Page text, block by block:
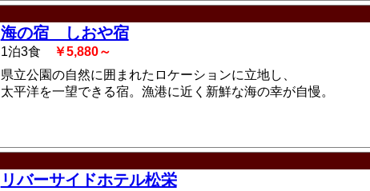
海の宿 しおや宿
1泊3食
￥5,880～
県立公園の自然に囲まれたロケーションに立地し、
太平洋を一望できる宿。漁港に近く新鮮な海の幸が自慢。
リバーサイドホテル松栄